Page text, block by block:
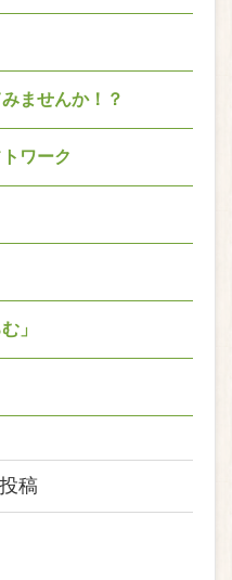
ませんか！？
ワーク
」
稿